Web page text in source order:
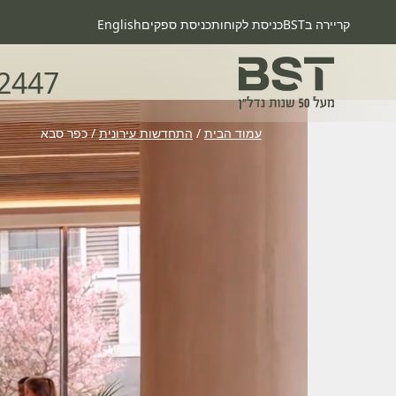
קריירה בBST כניסת לקוחותכניסת ספקיםEnglish
עמוד הבית / התחדשות עירונית/כפר סבא